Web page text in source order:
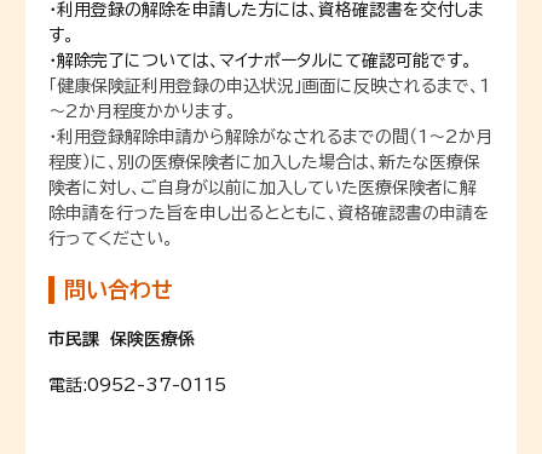
・利用登録の解除を申請した方には、資格確認書を交付しま
す。
・解除完了については、マイナポータルにて確認可能です。
「健康保険証利用登録の申込状況」画面に反映されるまで、1
～2か月程度かかります。
・利用登録解除申請から解除がなされるまでの間（1～2か月
程度）に、別の医療保険者に加入した場合は、新たな医療保
険者に対し、ご自身が以前に加入していた医療保険者に解
除申請を行った旨を申し出るとともに、資格確認書の申請を
行ってください。
問い合わせ
市民課 保険医療係
電話:0952-37-0115